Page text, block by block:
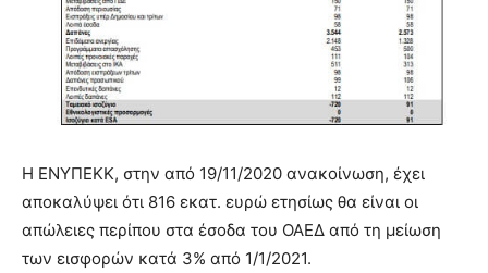
Η ΕΝΥΠΕΚΚ, στην από 19/11/2020 ανακοίνωση, έχει
αποκαλύψει ότι 816 εκατ. ευρώ ετησίως θα είναι οι
απώλειες περίπου στα έσοδα του ΟΑΕΔ από τη μείωση
των εισφορών κατά 3% από 1/1/2021.